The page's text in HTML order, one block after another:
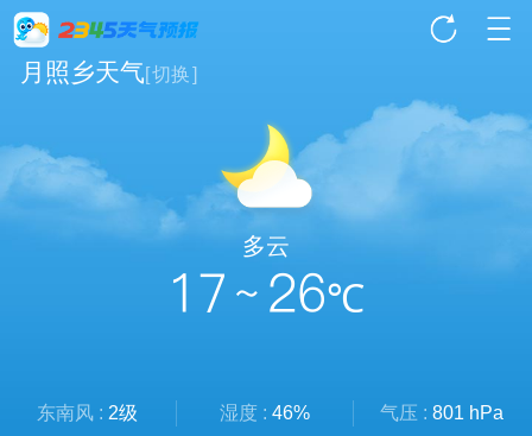
月照乡天气[切换]
多云
17 ~ 26℃
东南风 : 2级 湿度 : 46% 气压 : 801 hPa